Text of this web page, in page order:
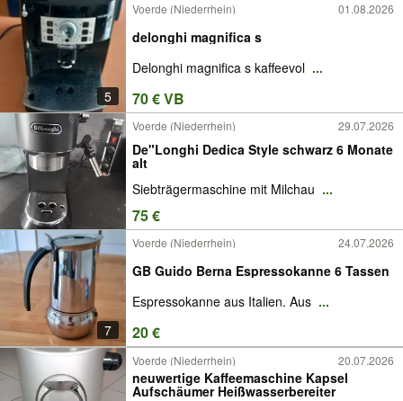
5
Voerde (Niederrhein) 01.08.2026
delonghi magnifica s
Delonghi magnifica s kaffeevol ...
70 € VB
Voerde (Niederrhein) 29.07.2026
De"Longhi Dedica Style schwarz 6 Monate
alt
Siebträgermaschine mit Milchau ...
75 €
7
Voerde (Niederrhein) 24.07.2026
GB Guido Berna Espressokanne 6 Tassen
Espressokanne aus Italien. Aus ...
20 €
Voerde (Niederrhein) 20.07.2026
neuwertige Kaffeemaschine Kapsel
Aufschäumer Heißwasserbereiter